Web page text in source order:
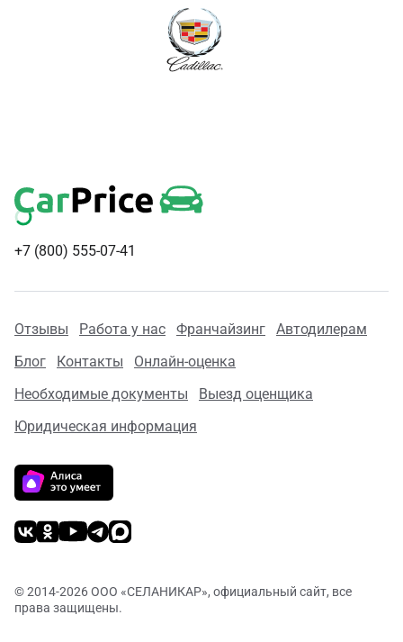
+7 (800) 555-07-41
Отзывы Работа у нас Франчайзинг
Автодилерам
Блог
Контакты
Онлайн-оценка
Необходимые документы
Выезд оценщика
Юридическая информация
© 2014-2026 ООО «СЕЛАНИКАР», официальный сайт, все
права защищены.